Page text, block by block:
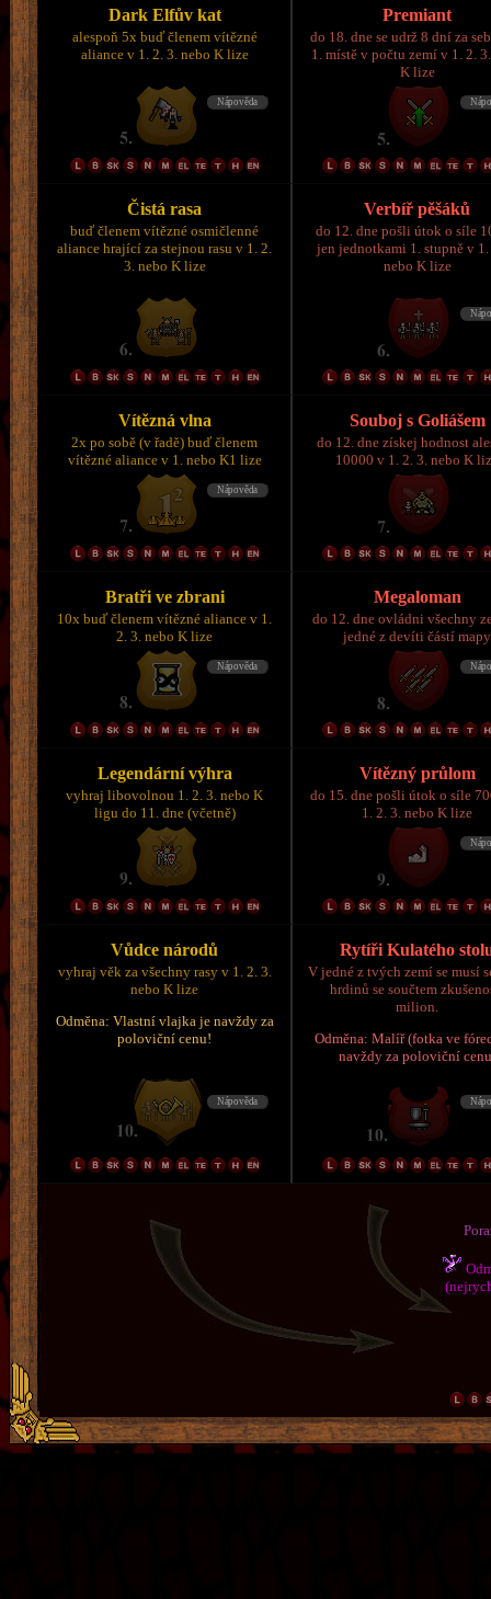
Dark Elfův kat
alespoň 5x buď členem vítězné
aliance v 1. 2. 3. nebo K lize
Premiant
do 18. dne se udrž 8 dní za
1. místě v počtu zemí v 1. 2.
K lize
Čistá rasa
buď členem vítězné osmičlenné
aliance hrající za stejnou rasu v 1. 2.
3. nebo K lize
Verbíř pěšáků
do 12. dne pošli útok o síle
jen jednotkami 1. stupně v 1.
nebo K lize
Vítězná vlna
2x po sobě (v řadě) buď členem
vítězné aliance v 1. nebo K1 lize
Souboj s Goliášem
do 12. dne získej hodnost
10000 v 1. 2. 3. nebo K
Bratři ve zbrani
10x buď členem vítězné aliance v 1.
2. 3. nebo K lize
Megaloman
do 12. dne ovládni všechny
jedné z devíti částí mapy
Legendární výhra
vyhraj libovolnou 1. 2. 3. nebo K
ligu do 11. dne (včetně)
Vítězný průlom
do 15. dne pošli útok o síle
1. 2. 3. nebo K lize
Vůdce národů
vyhraj věk za všechny rasy v 1. 2. 3.
nebo K lize
Odměna: Vlastní vlajka je navždy za
poloviční cenu!
Rytíři Kulatého
V jedné z tvých zemí se musí
hrdinů se součtem
milion.
Odměna: Malíř (fotka ve
navždy za poloviční